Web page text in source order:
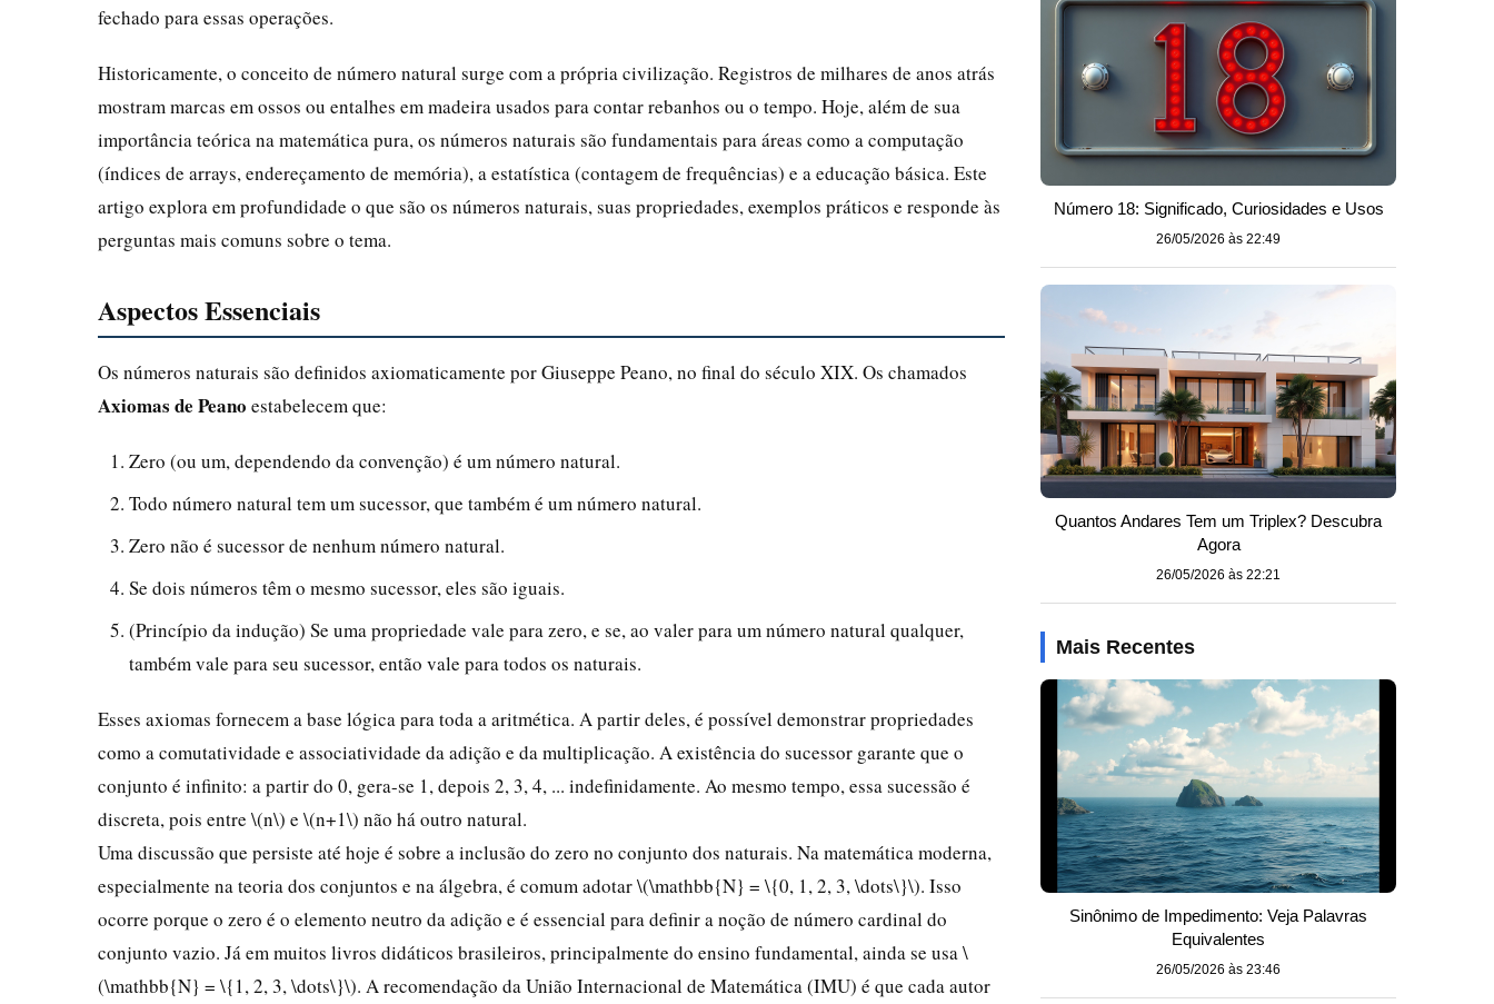
fechado para essas operações.
Historicamente, o conceito de número natural surge com a própria civilização. Registros de milhares de anos atrás
mostram marcas em ossos ou entalhes em madeira usados para contar rebanhos ou o tempo. Hoje, além de sua
importância teórica na matemática pura, os números naturais são fundamentais para áreas como a computação
(índices de arrays, endereçamento de memória), a estatística (contagem de frequências) e a educação básica. Este
artigo explora em profundidade o que são os números naturais, suas propriedades, exemplos práticos e responde às
perguntas mais comuns sobre o tema.
Aspectos Essenciais
Os números naturais são definidos axiomaticamente por Giuseppe Peano, no final do século XIX. Os chamados
Axiomas de Peano estabelecem que:
Zero (ou um, dependendo da convenção) é um número natural.
Todo número natural tem um sucessor, que também é um número natural.
Zero não é sucessor de nenhum número natural.
Se dois números têm o mesmo sucessor, eles são iguais.
(Princípio da indução) Se uma propriedade vale para zero, e se, ao valer para um número natural qualquer,
também vale para seu sucessor, então vale para todos os naturais.
Esses axiomas fornecem a base lógica para toda a aritmética. A partir deles, é possível demonstrar propriedades
como a comutatividade e associatividade da adição e da multiplicação. A existência do sucessor garante que o
conjunto é infinito: a partir do 0, gera-se 1, depois 2, 3, 4, ... indefinidamente. Ao mesmo tempo, essa sucessão é
discreta, pois entre \(n\) e \(n+1\) não há outro natural.
Uma discussão que persiste até hoje é sobre a inclusão do zero no conjunto dos naturais. Na matemática moderna,
especialmente na teoria dos conjuntos e na álgebra, é comum adotar \(\mathbb{N} = \{0, 1, 2, 3, \dots\}\). Isso
ocorre porque o zero é o elemento neutro da adição e é essencial para definir a noção de número cardinal do
conjunto vazio. Já em muitos livros didáticos brasileiros, principalmente do ensino fundamental, ainda se usa \
(\mathbb{N} = \{1, 2, 3, \dots\}\). A recomendação da União Internacional de Matemática (IMU) é que cada autor
Número 18: Significado, Curiosidades e Usos
26/05/2026 às 22:49
Quantos Andares Tem um Triplex? Descubra
Agora
26/05/2026 às 22:21
Mais Recentes
Sinônimo de Impedimento: Veja Palavras
Equivalentes
26/05/2026 às 23:46